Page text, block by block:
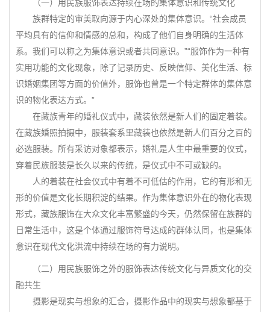
（一）用民族服饰表达持续在场的集体意识和传统文化
族群特定的审美取向源于内心深处的集体意识。“社会成员
平均具有的信仰和情感的总和，构成了他们自身明确的生活体
系。我们可以称之为集体意识或者共同意识。”“服饰作为一种有
实用功能的文化现象，除了记录历史、反映信仰、美化生活、标
识婚姻集团等方面的价值外，服饰也曾是一个特定群体的集体意
识的物化表达方式。”
在藏族青年的婚礼仪式中，藏装依然是新人们的固定着装。
在藏族婚照拍摄中，服装套系里藏装也依然是新人们百分之百的
必选服装。所有采访对象都表示，婚礼是人生中最重要的仪式，
穿着民族服装是长久以来的传统，是仪式中不可或缺的。
人的着装在社会仪式中有着不可低估的作用，它的有形和无
形的价值是文化长期积淀的结果。作为集体意识外在的物化表现
形式，藏族服饰在大众文化丰富繁盛的今天，仍然保留在族群的
日常生活中，这是个体通过服饰符号达成的群体认同，也是集体
意识在现代文化洪流中持续在场的有力说明。
（二）用民族服饰之外的服饰表达传统文化与异质文化的交
融共生
摄影是现实与想象的汇合，摄影作品中的现实与想象都基于